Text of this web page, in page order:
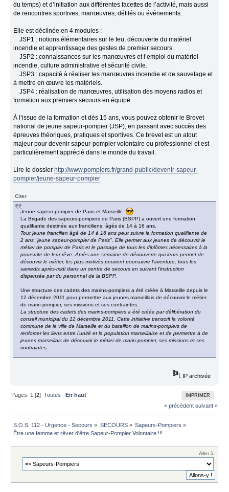
du temps) et d’initiation aux différentes facettes de l’activité, mais aussi
de rencontres sportives, manœuvres, défilés ou événements.
Elle est déclinée en 4 modules :
JSP1 : notions élémentaires sur le feu, découverte du matériel
incendie et apprentissage des gestes de premier secours.
JSP2 : connaissances sur les manœuvres et l’emploi du matériel
incendie, culture administrative et sécurité civile.
JSP3 : capacité à réaliser les manœuvres incendie et de sauvetage et
à mettre en œuvre les matériels.
JSP4 : réalisation de manœuvres, utilisation des moyens radios et
formation aux premiers secours en équipe.
À l‘issue de la formation et dès 15 ans, vous pouvez obtenir le Brevet
national de jeune sapeur-pompier (JSP), en passant avec succès des
épreuves théoriques, pratiques et sportives. Ce brevet est un atout
majeur pour devenir sapeur-pompier volontaire ou professionnel et est
particulièrement apprécié dans le monde du travail.
Lire le dossierhttp://www.pompiers.fr/grand-public/devenir-sapeur-
pompier/jeune-sapeur-pompier
Citer
Jeune sapeur-pompier de Paris et Marseille
La Brigade des sapeurs-pompiers de Paris (BSPP) a ouvert une formation
qualifiante destinée aux franciliens, âgés de 14 à 16 ans.
Tout jeune francilien âgé de 14 à 16 ans peut suivre la formation qualifiante de
2 ans "jeune sapeur-pompier de Paris". Elle permet aux jeunes de découvrir le
métier de pompier de Paris et le passage de tous les diplômes nécessaires à la
poursuite de leur rêve. Après une semaine de découverte qui leurs permet de
découvrir le métier, les plus motivés peuvent poursuivre l’aventure, tous les
samedis après-midi dans un centre de secours en suivant l’instruction
dispensée par du personnel de la BSPP.
Une structure des cadets des marins-pompiers a été créée à Marseille depuis le
12 décembre 2011 pour permettre aux jeunes marseillais de découvrir le métier
de marin-pompier, ses missions et ses contraintes.
La structure des cadets des marins-pompiers a été créée par délibération du
conseil municipal du 12 décembre 2011. Cette initiative transcrit la volonté
commune de la ville de Marseille et du bataillon de marins-pompiers de
renforcer les liens entre l’unité et la population marseillaise et de permettre à de
jeunes marseillais de découvrir le métier de marin-pompier, ses missions et ses
contraintes.
IP archivée
IMPRIMER
Pages: 1 [2]Toutes
En haut
« précédent suivant »
S.O.S. 112 - Urgence - Secours » SECOURS» Sapeurs-Pompiers »
Être une femme et rêver d'être Sapeur-Pompier Volontaire !!!
Aller à: